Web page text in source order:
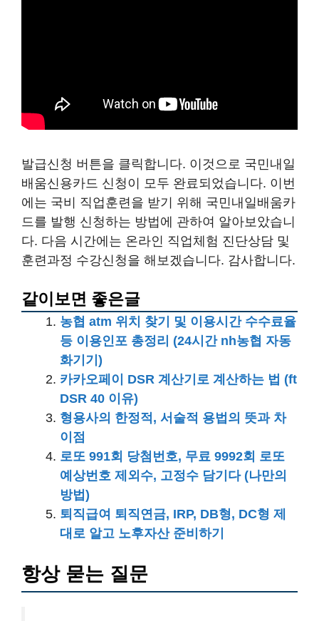
발급신청 버튼을 클릭합니다. 이것으로 국민내일
배움신용카드 신청이 모두 완료되었습니다. 이번
에는 국비 직업훈련을 받기 위해 국민내일배움카
드를 발행 신청하는 방법에 관하여 알아보았습니
다. 다음 시간에는 온라인 직업체험 진단상담 및
훈련과정 수강신청을 해보겠습니다. 감사합니다.
같이보면 좋은글
농협 atm 위치 찾기 및 이용시간 수수료율
등 이용인포 총정리 (24시간 nh농협 자동
화기기)
카카오페이 DSR 계산기로 계산하는 법 (ft
DSR 40 이유)
형용사의 한정적, 서술적 용법의 뜻과 차
이점
로또 991회 당첨번호, 무료 9992회 로또
예상번호 제외수, 고정수 담기다 (나만의
방법)
퇴직급여 퇴직연금, IRP, DB형, DC형 제
대로 알고 노후자산 준비하기
항상 묻는 질문